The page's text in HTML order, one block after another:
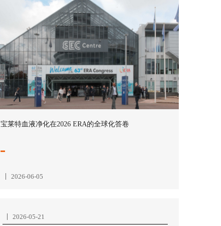
宝莱特血液净化在2026 ERA的全球化答卷
2026-06-05
2026-05-21